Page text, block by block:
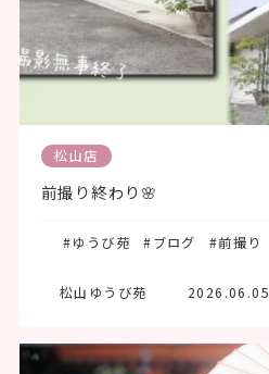
松山店
前撮り終わり🌸
#ゆうび苑 #ブログ #前撮り
松山ゆうび苑 2026.06.05